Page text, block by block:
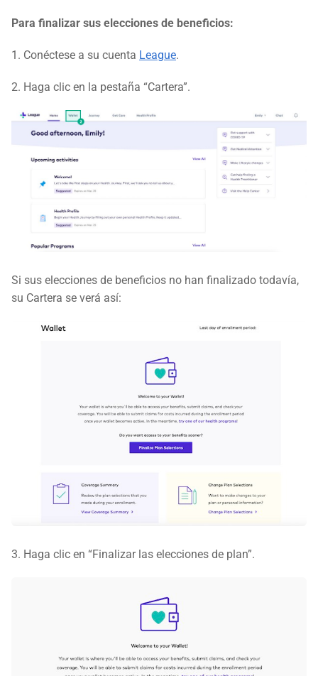
Para finalizar sus elecciones de beneficios:
1. Conéctese a su cuenta League.
2. Haga clic en la pestaña “Cartera”.
Si sus elecciones de beneficios no han finalizado todavía,
su Cartera se verá así:
3. Haga clic en “Finalizar las elecciones de plan”.